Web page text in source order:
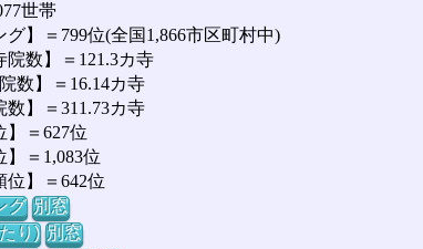
世帯
グ】＝799位(全国1,866市区町村中)
院数】＝121.3カ寺
数】＝16.14カ寺
数】＝311.73カ寺
】＝627位
】＝1,083位
位】＝642位
グ 別窓
り) 別窓